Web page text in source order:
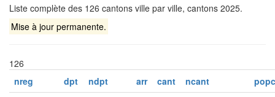
Liste complète des 126 cantons ville par ville, cantons 2025.
Mise à jour permanente.
126
nreg
dpt ndpt arr cant ncant